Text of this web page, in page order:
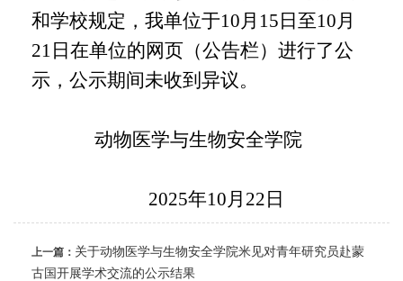
和学校规定，我单位于10月15日至10月
21日在单位的网页（公告栏）进行了公
示，公示期间未收到异议。
动物医学与生物安全学院
2025年10月22日
上一篇： 关于动物医学与生物安全学院米见对青年研究员赴蒙
古国开展学术交流的公示结果